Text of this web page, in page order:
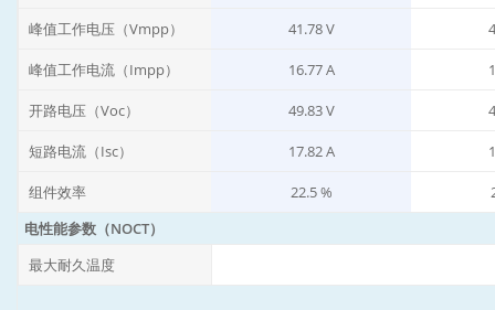
峰值工作电压（Vmpp） 41.78 V
峰值工作电流（Impp） 16.77 A
开路电压（Voc） 49.83 V
短路电流（Isc） 17.82 A
组件效率 22.5 %
电性能参数（NOCT）
最大耐久温度